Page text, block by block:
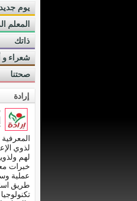
يوم جديد
المعلم
ذاتك
شعراء و
صحتنا
إرادة
لذوي
لهم
خبرات
عملية
طريق